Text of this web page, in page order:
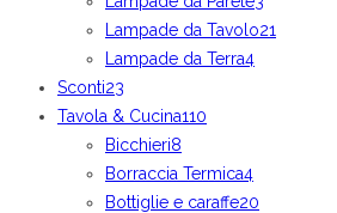
Lampade da Tavolo21
Lampade da Terra4
Sconti23
Tavola & Cucina110
Bicchieri8
Borraccia Termica4
Bottiglie e caraffe20